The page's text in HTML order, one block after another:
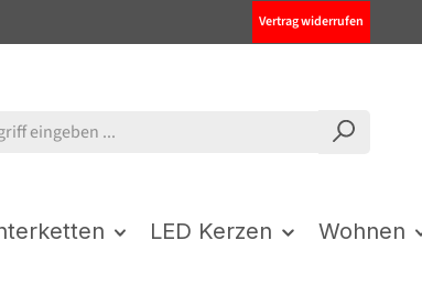
Vertrag widerrufen
LED Kerzen Wohnen